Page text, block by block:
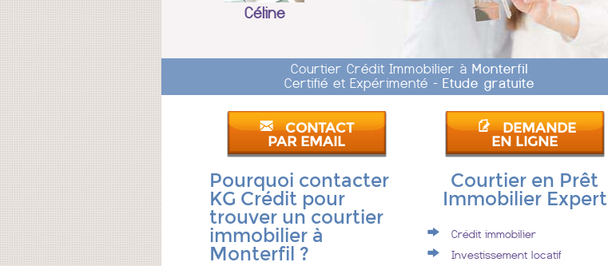
Céline
Courtier Crédit Immobilier àMonterfil
Certifié et Expérimenté -Etude gratuite
CONTACT
PAR EMAIL
DEMANDE
EN LIGNE
Pourquoi contacter
KG Crédit pour
trouver un courtier
immobilier à
Monterfil ?
Courtier en Prêt
Immobilier Expert
Crédit immobilier
Investissement locatif